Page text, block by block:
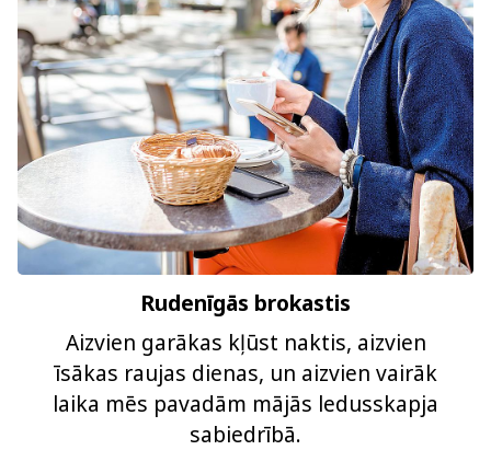
Rudenīgās brokastis
Aizvien garākas kļūst naktis, aizvien
īsākas raujas dienas, un aizvien vairāk
laika mēs pavadām mājās ledusskapja
sabiedrībā.